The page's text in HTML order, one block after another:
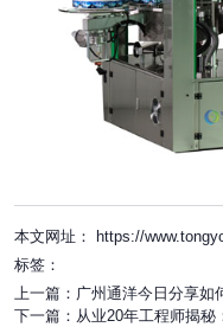
本文网址： https://
标签：
上一篇： 广州通洋今日分享如
下一篇： 从业20年工程师揭秘